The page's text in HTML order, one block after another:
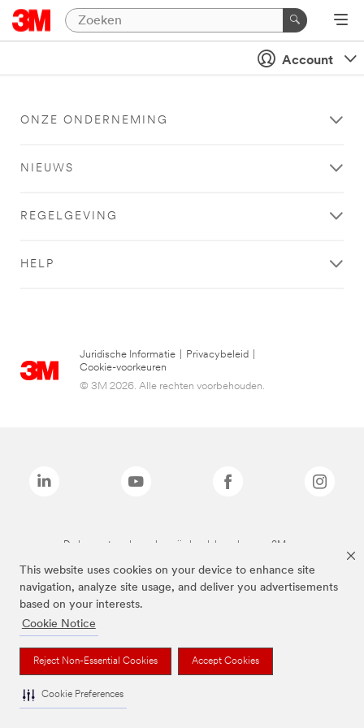
This website uses cookies on your device to enhance site
navigation, analyze site usage, and deliver you advertisements
based on your interests.
Cookie Notice
Reject Non-Essential Cookies Accept Cookies
Cookie Preferences
Account
ONZE ONDERNEMING
NIEUWS
REGELGEVING
HELP
Juridische Informatie Privacybeleid
Cookie-voorkeuren
© 3M 2026. Alle rechten voorbehouden.
De bovenstaande merken zijn handelsmerken van 3M.we